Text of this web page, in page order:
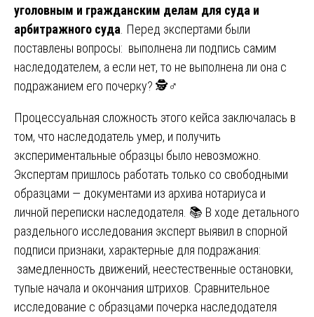
уголовным и гражданским делам для суда и
арбитражного суда . Перед экспертами были
поставлены вопросы: выполнена ли подпись самим
наследодателем, а если нет, то не выполнена ли она с
подражанием его почерку? 🕵️♂️
Процессуальная сложность этого кейса заключалась в
том, что наследодатель умер, и получить
экспериментальные образцы было невозможно.
Экспертам пришлось работать только со свободными
образцами — документами из архива нотариуса и
личной переписки наследодателя. 📚 В ходе детального
раздельного исследования эксперт выявил в спорной
подписи признаки, характерные для подражания:
замедленность движений, неестественные остановки,
тупые начала и окончания штрихов. Сравнительное
исследование с образцами почерка наследодателя